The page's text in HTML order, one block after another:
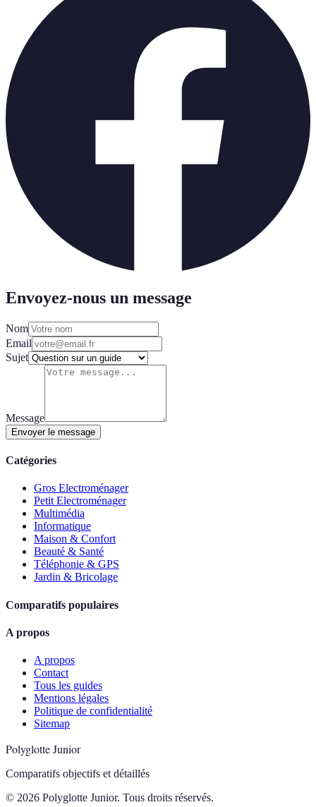
Envoyez-nous un message
Nom
Email
Sujet
Message
Envoyer le message
Catégories
Gros Electroménager
Petit Electroménager
Multimédia
Informatique
Maison & Confort
Beauté & Santé
Téléphonie & GPS
Jardin & Bricolage
Comparatifs populaires
A propos
A propos
Contact
Tous les guides
Mentions légales
Politique de confidentialité
Sitemap
Polyglotte Junior
Comparatifs objectifs et détaillés
© 2026 Polyglotte Junior. Tous droits réservés.